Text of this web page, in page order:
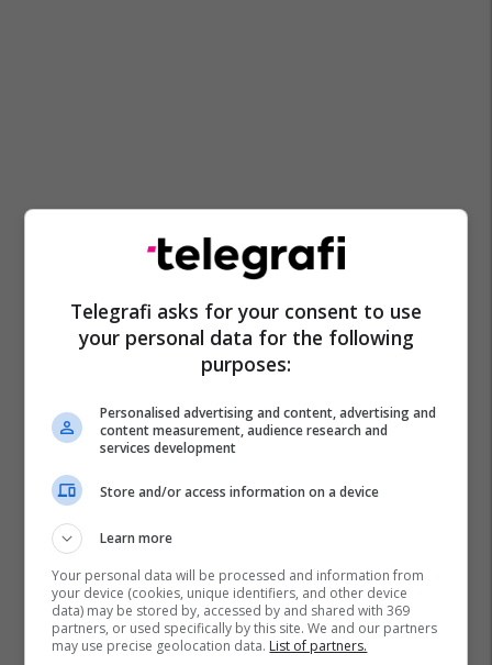
Telegrafi asks for your consent to use
your personal data for the following
purposes:
Personalised advertising and content, advertising and
content measurement, audience research and
services development
Store and/or access information on a device
Learn more
Your personal data will be processed and information from
your device (cookies, unique identifiers, and other device
data) may be stored by, accessed by and shared with 369
partners, or used specifically by this site. We and our partners
may use precise geolocation data. List of partners.